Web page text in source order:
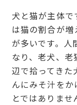
犬と猫が主体で
は猫の割合が
が多いです。人
なり、老犬、
辺で拾ってきた
んにみそ汁をか
とではありま